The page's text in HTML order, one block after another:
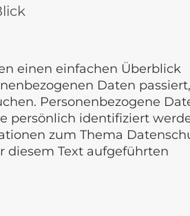
einen einfachen Überblick
Daten passiert,
Personenbezogene
persönlich identifiziert
zum Thema
diesem Text aufgeführten